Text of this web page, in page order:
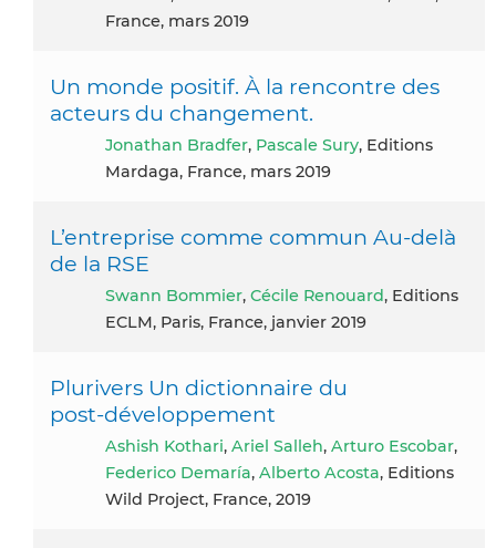
France, mars 2019
Un monde positif. À la rencontre des
acteurs du changement.
Jonathan Bradfer, Pascale Sury, Editions
Mardaga, France, mars 2019
L’entreprise comme commun Au-delà
de la RSE
Swann Bommier, Cécile Renouard, Editions
ECLM, Paris, France, janvier 2019
Plurivers Un dictionnaire du
post‑développement
Ashish Kothari, Ariel Salleh, Arturo Escobar,
Federico Demaría, Alberto Acosta, Editions
Wild Project, France, 2019